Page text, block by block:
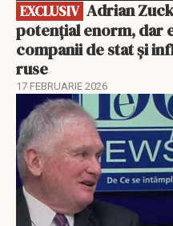
EXCLUSIV
potențial enorm, dar
companii de stat și
ruse
17 FEBRUARIE 2026
EXCLUSIV